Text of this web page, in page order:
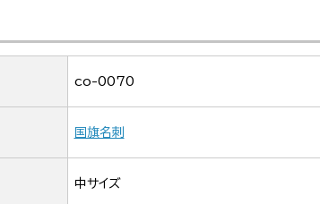
co-0070
国旗名刺
中サイズ